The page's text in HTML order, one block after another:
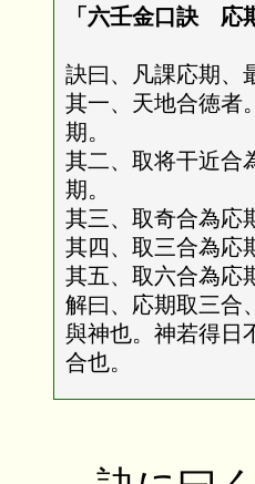
「六壬金口訣 応
訣曰、凡課応期、
其一、天地合徳者
期。
其二、取将干近合
期。
其三、取奇合為応
其四、取三合為応
其五、取六合為応
解曰、応期取三合
與神也。神若得日
合也。